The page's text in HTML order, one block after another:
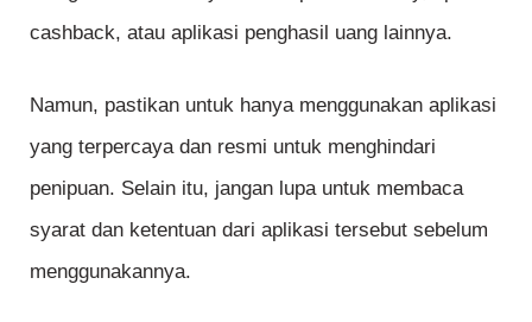
cashback, atau aplikasi penghasil uang lainnya.
Namun, pastikan untuk hanya menggunakan aplikasi
yang terpercaya dan resmi untuk menghindari
penipuan. Selain itu, jangan lupa untuk membaca
syarat dan ketentuan dari aplikasi tersebut sebelum
menggunakannya.